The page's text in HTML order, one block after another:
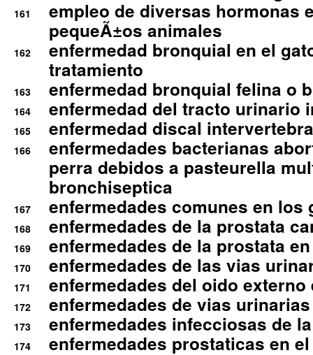
161
empleo de diversas hormonas
pequeÃ±os animales
162
enfermedad bronquial en el
tratamiento
163 enfermedad bronquial felina o
164 enfermedad del tracto urinario
165 enfermedad discal
166
enfermedades bacterianas
perra debidos a pasteurella
bronchiseptica
167 enfermedades comunes en los
168 enfermedades de la prostata
169 enfermedades de la prostata
170 enfermedades de las vias
171 enfermedades del oido
172 enfermedades de vias
173 enfermedades infecciosas de
174 enfermedades prostaticas en